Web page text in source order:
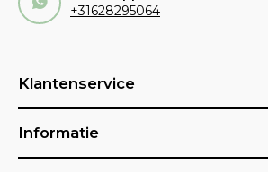
+31628295064
Klantenservice
Informatie